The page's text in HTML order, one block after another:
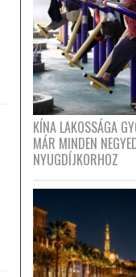
KÍNA LAKOSSÁGA
MÁR MINDEN
NYUGDÍJKORHOZ